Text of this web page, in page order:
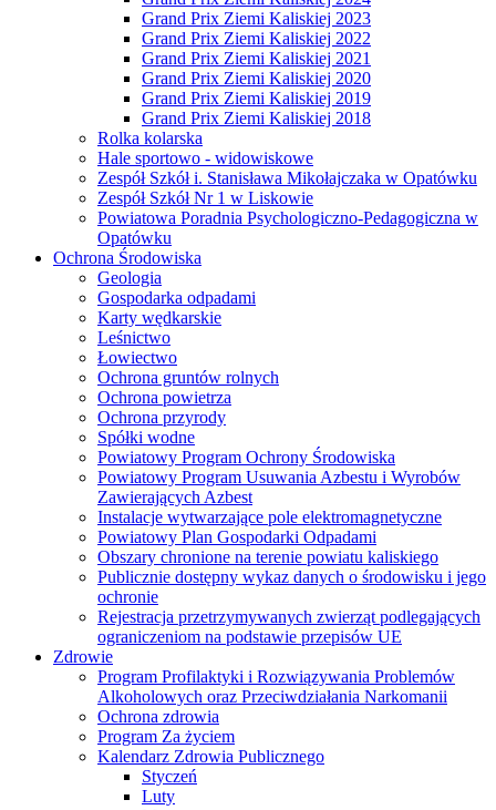
Grand Prix Ziemi Kaliskiej 2023
Grand Prix Ziemi Kaliskiej 2022
Grand Prix Ziemi Kaliskiej 2021
Grand Prix Ziemi Kaliskiej 2020
Grand Prix Ziemi Kaliskiej 2019
Grand Prix Ziemi Kaliskiej 2018
Rolka kolarska
Hale sportowo - widowiskowe
Zespół Szkół i. Stanisława Mikołajczaka w Opatówku
Zespół Szkół Nr 1 w Liskowie
Powiatowa Poradnia Psychologiczno-Pedagogiczna w
Opatówku
Ochrona Środowiska
Geologia
Gospodarka odpadami
Karty wędkarskie
Leśnictwo
Łowiectwo
Ochrona gruntów rolnych
Ochrona powietrza
Ochrona przyrody
Spółki wodne
Powiatowy Program Ochrony Środowiska
Powiatowy Program Usuwania Azbestu i Wyrobów
Zawierających Azbest
Instalacje wytwarzające pole elektromagnetyczne
Powiatowy Plan Gospodarki Odpadami
Obszary chronione na terenie powiatu kaliskiego
Publicznie dostępny wykaz danych o środowisku i jego
ochronie
Rejestracja przetrzymywanych zwierząt podlegających
ograniczeniom na podstawie przepisów UE
Zdrowie
Program Profilaktyki i Rozwiązywania Problemów
Alkoholowych oraz Przeciwdziałania Narkomanii
Ochrona zdrowia
Program Za życiem
Kalendarz Zdrowia Publicznego
Styczeń
Luty